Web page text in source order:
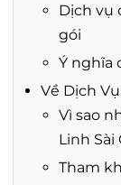
Dịch vụ
gói
Ý nghĩa
Về Dịch
Vì sao
Linh Sài
Tham